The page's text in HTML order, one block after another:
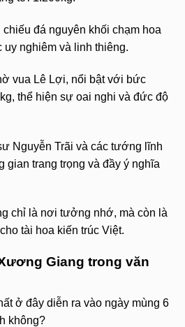
đá nguyên khối chạm hoa
uy nghiêm và linh thiêng.
vua Lê Lợi, nổi bật với bức
thể hiện sự oai nghi và đức độ
Nguyễn Trãi và các tướng lĩnh
gian trang trọng và đầy ý nghĩa
chỉ là nơi tưởng nhớ, mà còn là
tài hoa kiến trúc Việt.
Giang trong văn
ở đây diễn ra vào ngày mùng 6
không?